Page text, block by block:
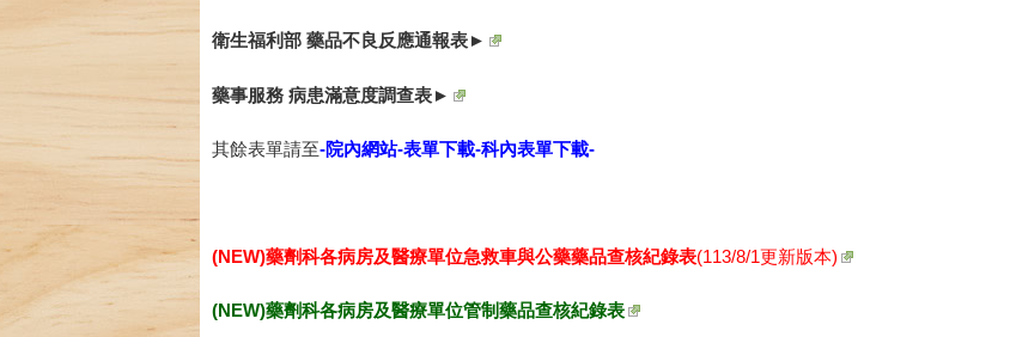
衛生福利部 藥品不良反應通報表►
藥事服務 病患滿意度調查表►
其餘表單請至-院內網站-表單下載-科內表單下載-
(NEW)藥劑科各病房及醫療單位急救車與公藥藥品查核紀錄表(113/8/1更新版本)
(NEW)藥劑科各病房及醫療單位管制藥品查核紀錄表